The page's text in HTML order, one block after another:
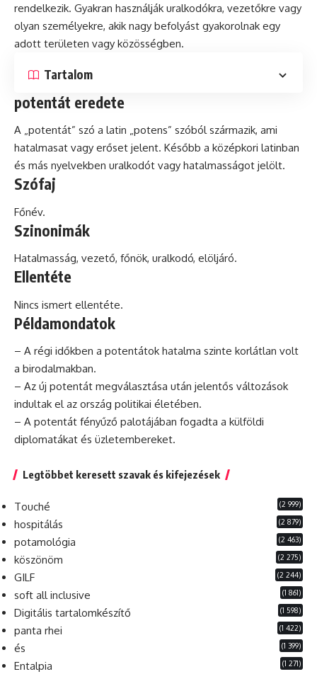
rendelkezik. Gyakran használják uralkodókra, vezetőkre vagy
olyan személyekre, akik nagy befolyást gyakorolnak egy
adott területen vagy közösségben.
Tartalom
potentát eredete
A „potentát” szó a latin „potens” szóból származik, ami
hatalmasat vagy erőset jelent. Később a középkori latinban
és más nyelvekben uralkodót vagy hatalmasságot jelölt.
Szófaj
Főnév.
Szinonimák
Hatalmasság, vezető, főnök, uralkodó, elöljáró.
Ellentéte
Nincs ismert ellentéte.
Példamondatok
– A régi időkben a potentátok hatalma szinte korlátlan volt
a birodalmakban.
– Az új potentát megválasztása után jelentős változások
indultak el az ország politikai életében.
– A potentát fényűző palotájában fogadta a külföldi
diplomatákat és üzletembereket.
Legtöbbet keresett szavak és kifejezések
Touché (2 999)
hospitálás (2 879)
potamológia (2 463)
köszönöm (2 275)
GILF (2 244)
soft all inclusive (1 861)
Digitális tartalomkészítő (1 598)
panta rhei (1 422)
és (1 399)
Entalpia (1 271)